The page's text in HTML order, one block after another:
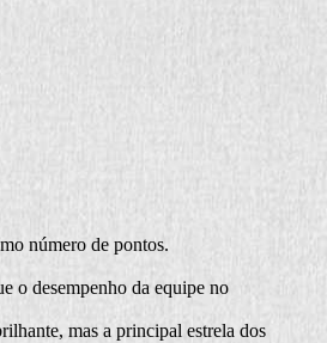
número de pontos.
o desempenho da equipe no
mas a principal estrela dos